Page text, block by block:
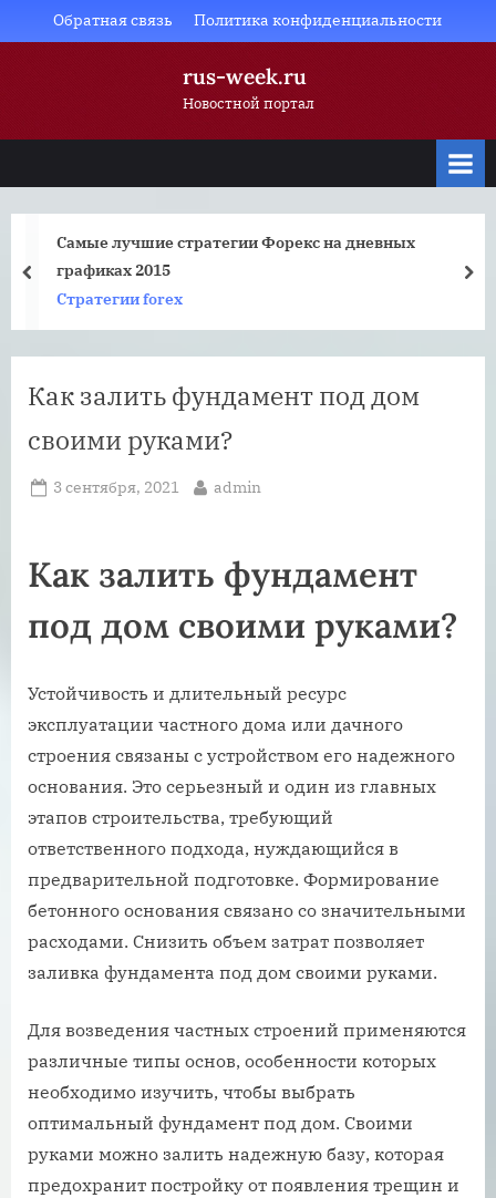
to
Обратная связь Политика конфиденциальности
rus-week.ru
Новостной портал
Самые лучшие стратегии Форекс на дневных
графиках 2015
Стратегии forex
prev
Как залить фундамент под дом
своими руками?
Posted
3 сентября, 2021 By
admin
Как залить фундамент
под дом своими руками?
Устойчивость и длительный ресурс
эксплуатации частного дома или дачного
строения связаны с устройством его надежного
основания. Это серьезный и один из главных
этапов строительства, требующий
ответственного подхода, нуждающийся в
предварительной подготовке. Формирование
бетонного основания связано со значительными
расходами. Снизить объем затрат позволяет
заливка фундамента под дом своими руками.
Для возведения частных строений применяются
различные типы основ, особенности которых
необходимо изучить, чтобы выбрать
оптимальный фундамент под дом. Своими
руками можно залить надежную базу, которая
предохранит постройку от появления трещин и